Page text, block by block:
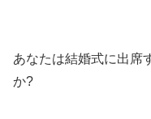
あなたは結婚式に出席
か?